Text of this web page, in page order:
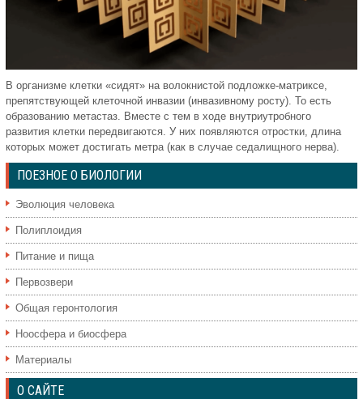
В организме клетки «сидят» на волокнистой подложке-матриксе,
препятствующей клеточной инвазии (инвазивному росту). То есть
образованию метастаз. Вместе с тем в ходе внутриутробного
развития клетки передвигаются. У них появляются отростки, длина
которых может достигать метра (как в случае седалищного нерва).
ПОЕЗНОЕ О БИОЛОГИИ
Эволюция человека
Полиплоидия
Питание и пища
Первозвери
Общая геронтология
Ноосфера и биосфера
Материалы
О САЙТЕ